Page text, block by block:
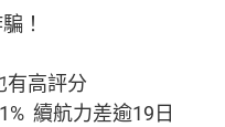
！
有高評分
續航力差逾19日